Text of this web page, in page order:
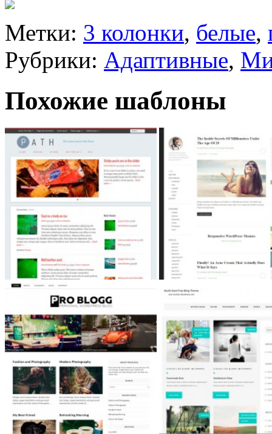
Метки: 3 колонки, белые,
Рубрики: Адаптивные,
Похожие шаблоны